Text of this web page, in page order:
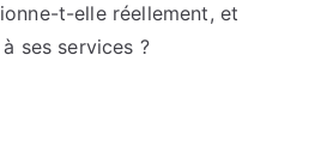
professionnels
t-elle réellement, et
ses services ?